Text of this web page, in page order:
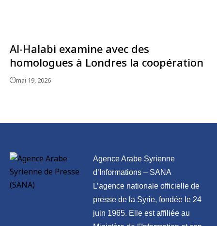
Al-Halabi examine avec des
homologues à Londres la coopération
mai 19, 2026
Agence Arabe Syrienne
d’Informations – SANA
L’agence nationale officielle de
presse de la Syrie, fondée le 24
juin 1965. Elle est affiliée au